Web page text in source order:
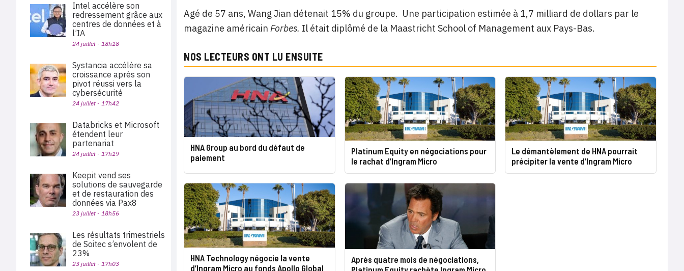
Agé de 57 ans, Wang Jian détenait 15% du groupe. Une participation estimée à 1,7 milliard de dollars par le
magazine américain Forbes. Il était diplômé de la Maastricht School of Management aux Pays-Bas.
NOS LECTEURS ONT LU ENSUITE
HNA Group au bord du défaut de
paiement
Platinum Equity en négociations pour
le rachat d’Ingram Micro
Le démantèlement de HNA pourrait
précipiter la vente d’Ingram Micro
HNA Technology négocie la vente
d’Ingram Micro au fonds Apollo Global
Après quatre mois de négociations,
Intel accélère son
redressement grâce aux
centres de données et à
l’IA
24 juillet - 18h18
Systancia accélère sa
croissance après son
pivot réussi vers la
cybersécurité
24 juillet - 17h42
Databricks et Microsoft
étendent leur
partenariat
24 juillet - 17h19
Keepit vend ses
solutions de sauvegarde
et de restauration des
données via Pax8
23 juillet - 18h56
Les résultats trimestriels
de Soitec s’envolent de
23%
23 juillet - 17h03